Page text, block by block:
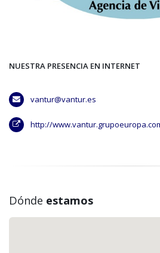
NUESTRA PRESENCIA EN INTERNET
vantur@vantur.es
http://
Dónde estamos